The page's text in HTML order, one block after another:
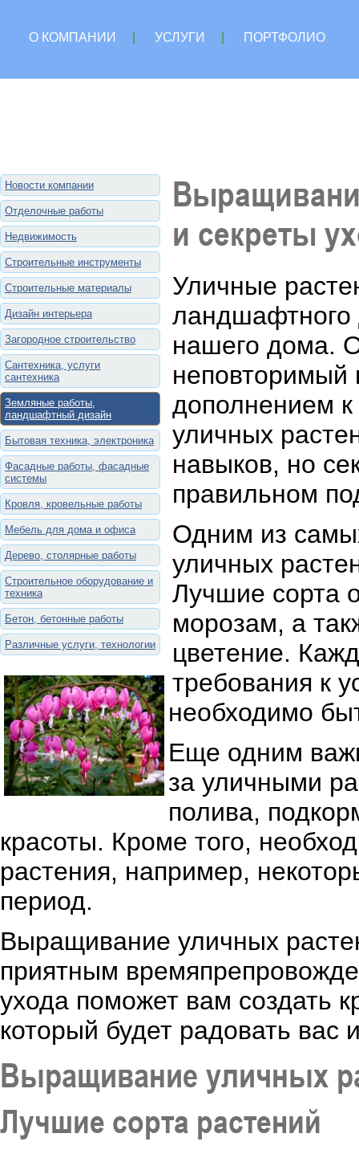
О КОМПАНИИ УСЛУГИ
ПОРТФОЛИО
Новости компании
Отделочные работы
Недвижимость
Строительные инструменты
Строительные материалы
Дизайн интерьера
Загородное строительство
Сантехника, услуги
сантехника
Земляные работы,
ландшафтный дизайн
Бытовая техника, электроника
Фасадные работы, фасадные
системы
Кровля, кровельные работы
Мебель для дома и офиса
Дерево, столярные работы
Строительное оборудование и
техника
Бетон, бетонные работы
Различные услуги, технологии
и секреты
Уличные
ландшафтного
нашего дома.
дополнением
уличных
навыков, но
правильном
Одним из
уличных
Лучшие сорта
морозам, а
цветение.
требования к
необходимо
Еще одним
за уличными
полива,
красоты. Кроме того,
растения, например,
период.
Выращивание уличных
приятным
ухода поможет вам создать
который будет радовать вас
Выращивание уличных
Лучшие сорта растений